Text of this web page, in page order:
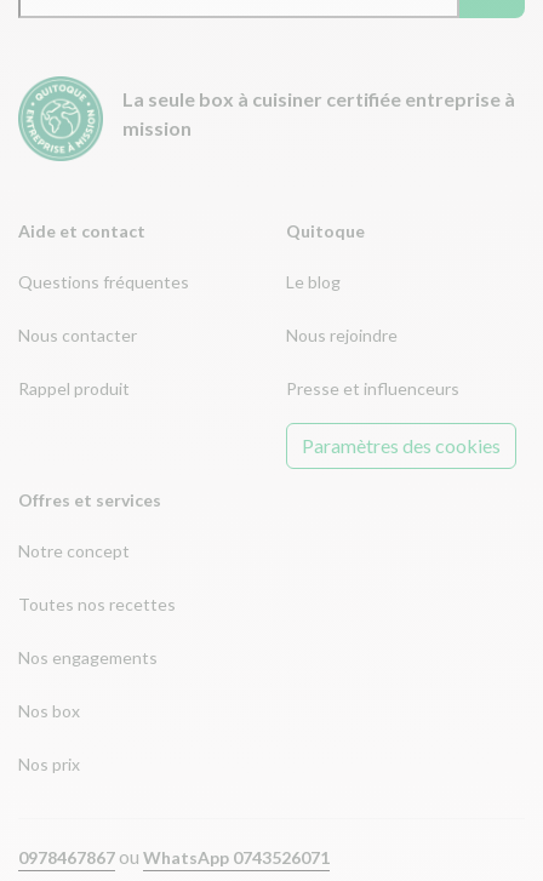
Aide et contact
Questions fréquentes
Nous contacter
Rappel produit
Offres et services
Notre concept
Toutes nos recettes
Nos engagements
Nos box
Nos prix
Quitoque
Le blog
Nous rejoindre
Presse et influenceurs
Paramètres des cookies
La seule box à cuisiner certifiée entreprise à
mission
0978467867 ou WhatsApp 0743526071